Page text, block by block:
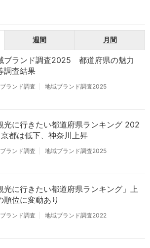
週間 月間
ブランド調査2025 都道府県の魅力
調査結果
ランド調査 地域ブランド調査2025
光に行きたい都道府県ランキング 202
都は低下、神奈川上昇
ランド調査 地域ブランド調査2025
光に行きたい都道府県ランキング」上
順位に変動あり
ランド調査 地域ブランド調査2022